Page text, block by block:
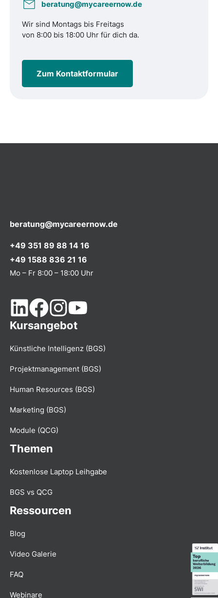
beratung@mycareernow.de
Wir sind Montags bis Freitags
von 8:00 bis 18:00 Uhr für dich da.
Zum Kontaktformular
beratung@mycareernow.de
+49 351 89 88 14 16
+49 1588 836 21 16
Mo – Fr 8:00 – 18:00 Uhr
Kursangebot
Künstliche Intelligenz (BGS)
Projektmanagement (BGS)
Human Resources (BGS)
Marketing (BGS)
Module (QCG)
Themen
Kostenlose Laptop Leihgabe
BGS vs QCG
Ressourcen
Blog
Video Galerie
FAQ
Webinare